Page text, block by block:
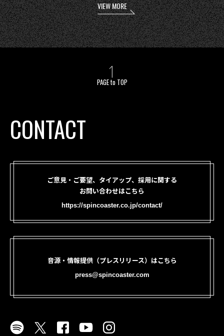
VIEW MORE
PAGE to TOP
CONTACT
ご意見・ご要望、タイアップ、採用に関する
お問い合わせはこちら
https://spincoaster.co.jp/contact/
音源・情報提供（プレスリリース）はこちら
press@spincoaster.com